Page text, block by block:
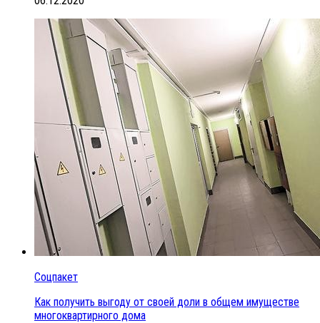
Соцпакет
Как получить выгоду от своей доли в общем имуществе
многоквартирного дома